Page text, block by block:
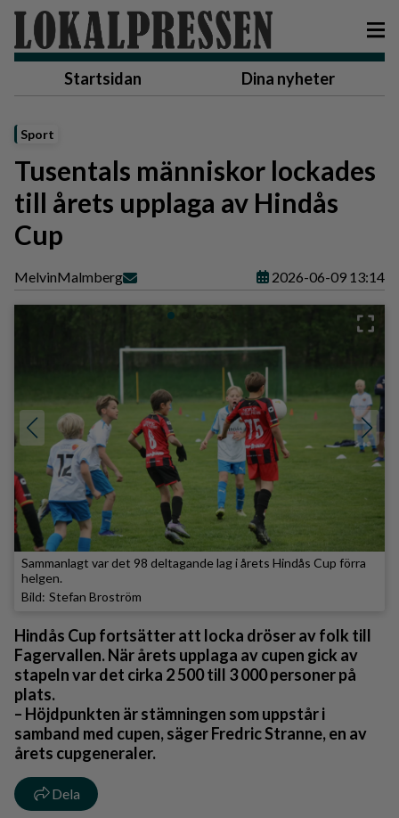
Startsidan Dina nyheter
Sport
Tusentals människor lockades
till årets upplaga av Hindås
Cup
MelvinMalmberg 2026-06-09 13:14
Sammanlagt var det 98 deltagande lag i årets Hindås Cup förra
helgen.
Stefan Broström
Hindås Cup fortsätter att locka dröser av folk till
Fagervallen. När årets upplaga av cupen gick av
stapeln var det cirka 2 500 till 3 000 personer på
plats.
– Höjdpunkten är stämningen som uppstår i
samband med cupen, säger Fredric Stranne, en av
årets cupgeneraler.
Dela